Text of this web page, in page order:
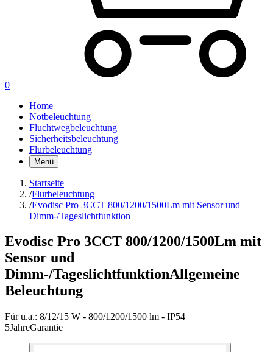
0
Home
Notbeleuchtung
Fluchtwegbeleuchtung
Sicherheitsbeleuchtung
Flurbeleuchtung
Menü
Startseite
/Flurbeleuchtung
/Evodisc Pro 3CCT 800/1200/1500Lm mit Sensor und
Dimm-/Tageslichtfunktion
Evodisc Pro 3CCT 800/1200/1500Lm mit
Sensor und
Dimm-/TageslichtfunktionAllgemeine
Beleuchtung
Für u.a.: 8/12/15 W - 800/1200/1500 lm - IP54
5JahreGarantie